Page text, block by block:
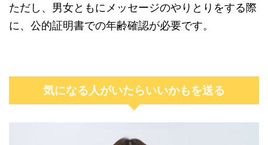
ただし、男女ともにメッセージのやりとりをする際
に、公的証明書での年齢確認が必要です。
気になる人がいたらいいかもを送る